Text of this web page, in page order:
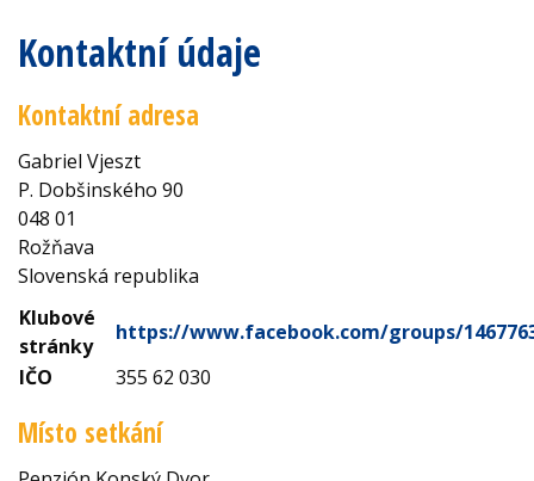
Kontaktní údaje
Kontaktní adresa
Gabriel Vjeszt
P. Dobšinského 90
048 01
Rožňava
Slovenská republika
Klubové
stránky
https://www.facebook.com/groups/
IČO
355 62 030
Místo setkání